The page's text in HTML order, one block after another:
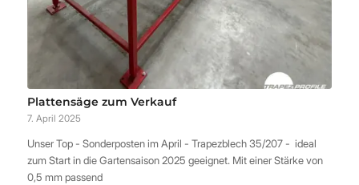
Plattensäge zum Verkauf
7. April 2025
Unser Top - Sonderposten im April - Trapezblech 35/207 - ideal
zum Start in die Gartensaison 2025 geeignet. Mit einer Stärke von
0,5 mm passend